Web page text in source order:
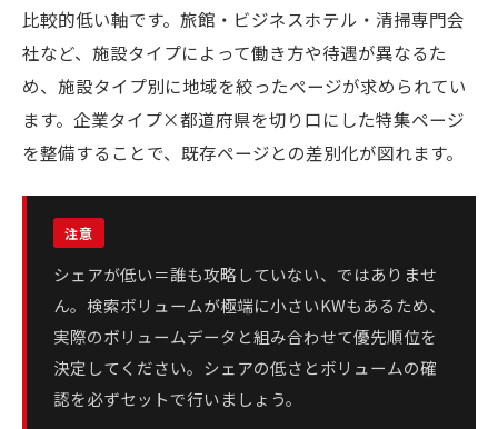
比較的低い軸です。旅館・ビジネスホテル・清掃専門会
社など、施設タイプによって働き方や待遇が異なるた
め、施設タイプ別に地域を絞ったページが求められてい
ます。企業タイプ×都道府県を切り口にした特集ページ
を整備することで、既存ページとの差別化が図れます。
シェアが低い＝誰も攻略していない、ではありませ
ん。検索ボリュームが極端に小さいKWもあるため、
実際のボリュームデータと組み合わせて優先順位を
決定してください。シェアの低さとボリュームの確
認を必ずセットで行いましょう。